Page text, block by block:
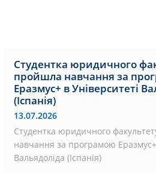
Студентка юридичного
пройшла навчання за
Еразмус+ в Університеті
(Іспанія)
13.07.2026
Студентка юридичного
навчання за програмою Еразмус+
Вальядоліда (Іспанія)